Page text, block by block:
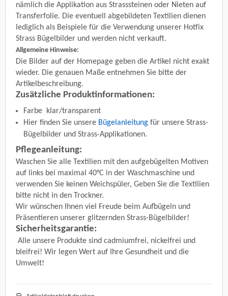
nämlich die Applikation aus Strasssteinen oder Nieten auf
Transferfolie. Die eventuell abgebildeten Textilien dienen
lediglich als Beispiele für die Verwendung unserer Hotfix
Strass Bügelbilder und werden nicht verkauft.
Allgemeine Hinweise:
Die Bilder auf der Homepage geben die Artikel nicht exakt
wieder. Die genauen Maße entnehmen Sie bitte der
Artikelbeschreibung.
Zusätzliche Produktinformationen:
Farbe
klar/transparent
Hier finden Sie unsere Bügelanleitung für unsere Strass-
Bügelbilder und Strass-Applikationen.
Pflegeanleitung:
Waschen Sie alle Textilien mit den aufgebügelten Motiven
auf links bei maximal 40°C in der Waschmaschine und
verwenden Sie keinen Weichspüler, Geben Sie die Textilien
bitte nicht in den Trockner.
Wir wünschen Ihnen viel Freude beim Aufbügeln und
Präsentieren unserer glitzernden Strass-Bügelbilder!
Sicherheitsgarantie:
Alle unsere Produkte sind cadmiumfrei, nickelfrei und
bleifrei! Wir legen Wert auf Ihre Gesundheit und die
Umwelt!